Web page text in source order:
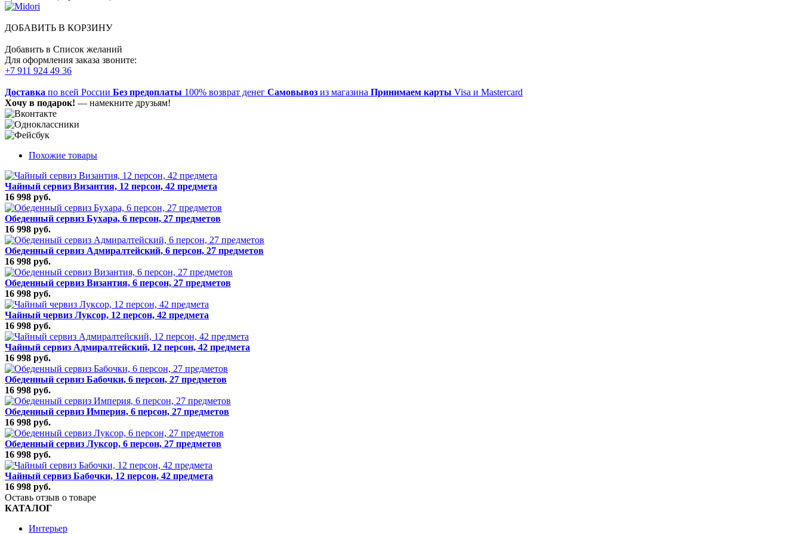
ДОБАВИТЬ В КОРЗИНУ
Добавить в Список желаний
Для оформления заказа звоните:
+7 911 924 49 36
Доставка по всей России Без предоплаты 100% возврат денег Самовывоз из магазина Принимаем карты Visa и Mastercard
Хочу в подарок! — намекните друзьям!
Похожие товары
Чайный сервиз Византия, 12 персон, 42 предмета
16 998 руб.
Обеденный сервиз Бухара, 6 персон, 27 предметов
16 998 руб.
Обеденный сервиз Адмиралтейский, 6 персон, 27 предметов
16 998 руб.
Обеденный сервиз Византия, 6 персон, 27 предметов
16 998 руб.
Чайный червиз Луксор, 12 персон, 42 предмета
16 998 руб.
Чайный сервиз Адмиралтейский, 12 персон, 42 предмета
16 998 руб.
Обеденный сервиз Бабочки, 6 персон, 27 предметов
16 998 руб.
Обеденный сервиз Империя, 6 персон, 27 предметов
16 998 руб.
Обеденный сервиз Луксор, 6 персон, 27 предметов
16 998 руб.
Чайный сервиз Бабочки, 12 персон, 42 предмета
16 998 руб.
Оставь отзыв о товаре
КАТАЛОГ
Интерьер